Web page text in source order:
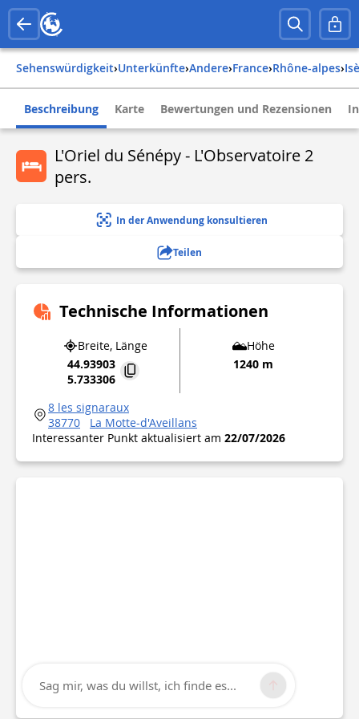
Sehenswürdigkeit› Unterkünfte› Andere› france› rhône-alpes›
Beschreibung Karte Bewertungen und Rezensionen
L'Oriel du Sénépy - L'Observatoire 2
pers.
In der Anwendung konsultieren
Teilen
Technische Informationen
Breite, Länge
44.93903
5.733306
Höhe
1240 m
8 les signaraux
38770
La Motte-d'Aveillans
Interessanter Punkt aktualisiert am 22/07/2026
Sag mir, was du willst, ich finde es...